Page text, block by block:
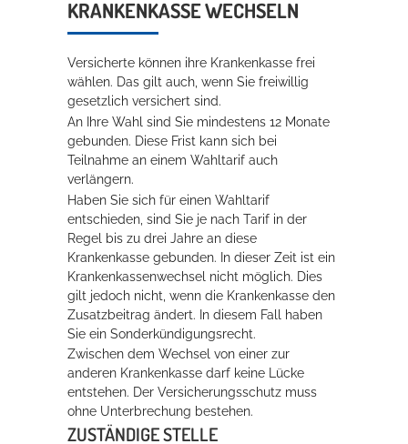
Bildung
Wirtschaft
Rathaus
Service
Konzerte, Tagungen und vieles mehr
Die Stadthalle Hockenheim bietet den perfekten Standort für Events
mehr dazu...
KRANKENKASSE WECHSELN
Versicherte können ihre Krankenkasse frei
wählen. Das gilt auch, wenn Sie freiwillig
gesetzlich versichert sind.
An Ihre Wahl sind Sie mindestens 12 Monate
gebunden. Diese Frist kann sich bei
Teilnahme an einem Wahltarif auch
verlängern.
Haben Sie sich für einen Wahltarif
entschieden, sind Sie je nach Tarif in der
Regel bis zu drei Jahre an diese
Krankenkasse gebunden. In dieser Zeit ist ein
Krankenkassenwechsel nicht möglich. Dies
gilt jedoch nicht, wenn die Krankenkasse den
Zusatzbeitrag ändert. In diesem Fall haben
Sie ein Sonderkündigungsrecht.
Zwischen dem Wechsel von einer zur
anderen Krankenkasse darf keine Lücke
entstehen. Der Versicherungsschutz muss
ohne Unterbrechung bestehen.
ZUSTÄNDIGE STELLE